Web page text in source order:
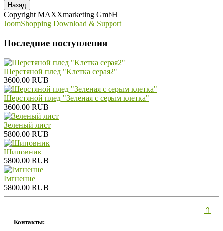
Copyright MAXXmarketing GmbH
JoomShopping Download & Support
Последние поступления
Шерстяной плед "Клетка серая2"
3600.00 RUB
Шерстяной плед "Зеленая с серым клетка"
3600.00 RUB
Зеленый лист
5800.00 RUB
Шиповник
5800.00 RUB
Iмгненне
5800.00 RUB
Контакты:
⇑